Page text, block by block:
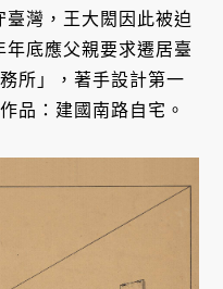
臺灣，王大閎因此被迫
年底應父親要求遷居臺
所」，著手設計第一
品：建國南路自宅。